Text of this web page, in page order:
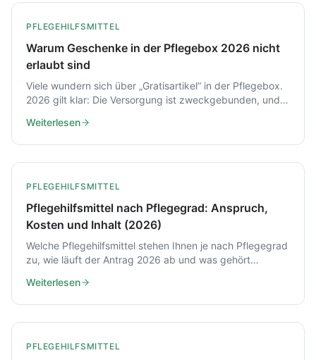
PFLEGEHILFSMITTEL
Warum Geschenke in der Pflegebox 2026 nicht
erlaubt sind
Viele wundern sich über „Gratisartikel“ in der Pflegebox.
2026 gilt klar: Die Versorgung ist zweckgebunden, und
Schutzvorschriften verstoßen.
Weiterlesen
PFLEGEHILFSMITTEL
Pflegehilfsmittel nach Pflegegrad: Anspruch,
Kosten und Inhalt (2026)
Welche Pflegehilfsmittel stehen Ihnen je nach Pflegegrad
zu, wie läuft der Antrag 2026 ab und was gehört
mit praktischen Beispielen.
Weiterlesen
PFLEGEHILFSMITTEL